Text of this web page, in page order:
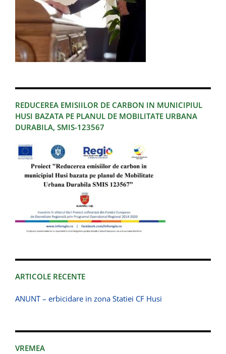
REDUCEREA EMISIILOR DE CARBON IN MUNICIPIUL
HUSI BAZATA PE PLANUL DE MOBILITATE URBANA
DURABILA, SMIS-123567
ARTICOLE RECENTE
ANUNT – erbicidare in zona Statiei CF Husi
VREMEA